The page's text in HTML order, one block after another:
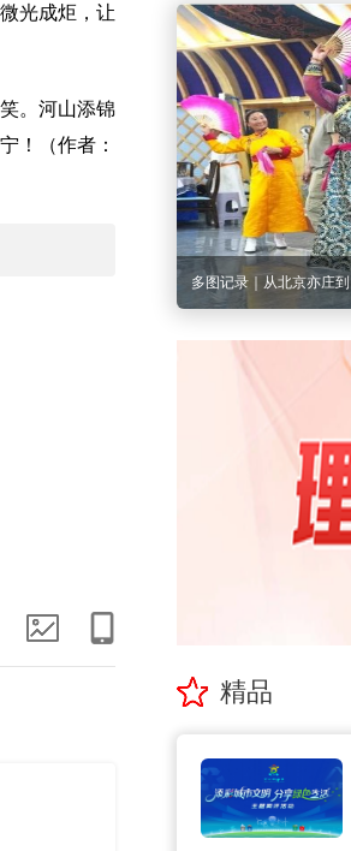
光成炬，让
。河山添锦
！（作者：
多图记录｜从北京亦庄
精品